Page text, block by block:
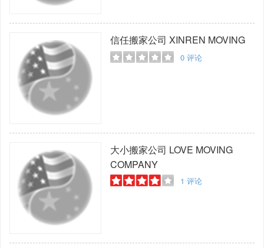
信任搬家公司 XINREN MOVING
0评论
大小搬家公司 LOVE MOVING
COMPANY
1 评论